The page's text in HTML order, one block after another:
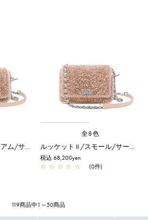
ルッケット II /ミディアム/サーモンピンク アルボルド
全8色
ルッケット II /スモール/サーモンピンク アルボルド
税込 68,200yen
☆ ☆ ☆ ☆ ☆ (0件)
119商品中1～50商品